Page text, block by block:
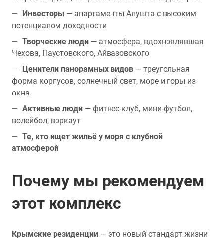
Инвесторы — апартаменты Алушта с высоким
потенциалом доходности
Творческие люди — атмосфера, вдохновлявшая
Чехова, Паустовского, Айвазовского
Ценители панорамных видов — треугольная
форма корпусов, солнечный свет, море и горы из
окна
Активные люди — фитнес-клуб, мини-футбол,
волейбол, воркаут
Те, кто ищет жильё у моря с клубной
атмосферой
Почему мы рекомендуем
этот комплекс
Крымские резиденции — это новый стандарт жизни